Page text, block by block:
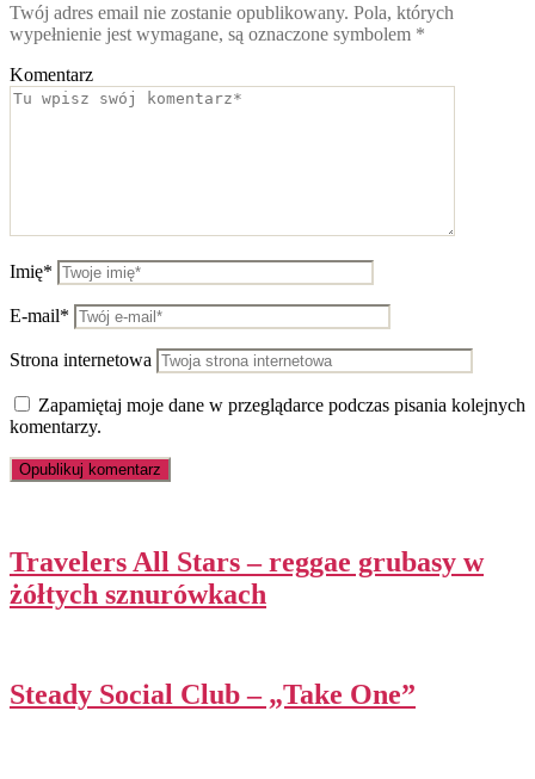
Twój adres email nie zostanie opublikowany. Pola, których
wypełnienie jest wymagane, są oznaczone symbolem *
Komentarz
Imię*
E-mail*
Strona internetowa
Zapamiętaj moje dane w przeglądarce podczas pisania kolejnych
komentarzy.
Travelers All Stars – reggae grubasy w
żółtych sznurówkach
Steady Social Club – „Take One”